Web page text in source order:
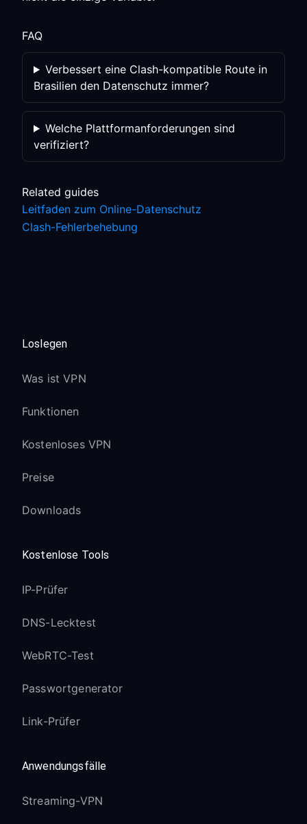
FAQ
Verbessert eine Clash-kompatible Route in
Brasilien den Datenschutz immer?
Welche Plattformanforderungen sind
verifiziert?
Related guides
Leitfaden zum Online-Datenschutz
Clash-Fehlerbehebung
Loslegen
Was ist VPN
Funktionen
Kostenloses VPN
Preise
Downloads
Kostenlose Tools
IP-Prüfer
DNS-Lecktest
WebRTC-Test
Passwortgenerator
Link-Prüfer
Anwendungsfälle
Streaming-VPN